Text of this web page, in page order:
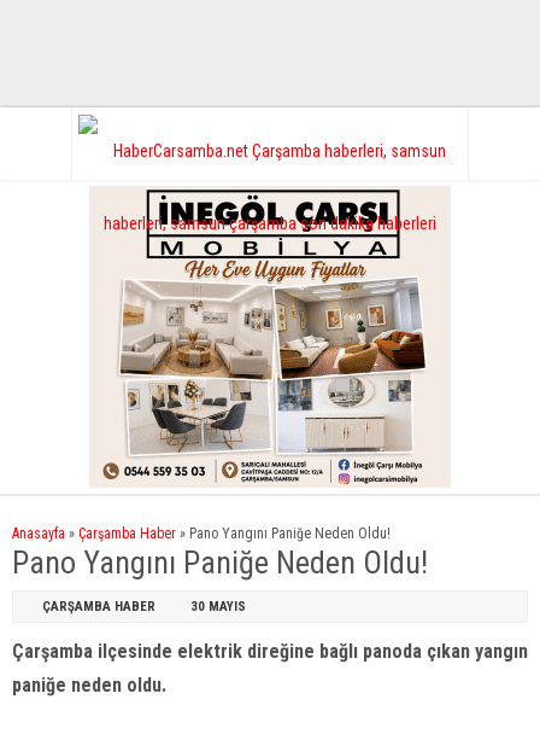
Anasayfa » Çarşamba Haber » Pano Yangını Paniğe Neden Oldu!
Pano Yangını Paniğe Neden Oldu!
ÇARŞAMBA HABER 30 MAYIS
Çarşamba ilçesinde elektrik direğine bağlı panoda çıkan yangın
paniğe neden oldu.